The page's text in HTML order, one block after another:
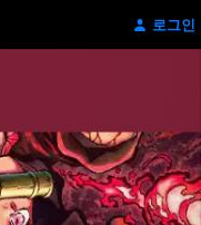
로그인